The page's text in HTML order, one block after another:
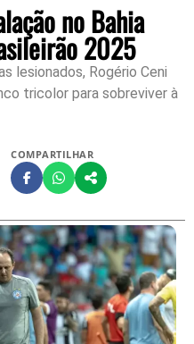
no Bahia
2025
lesionados, Rogério Ceni
tricolor para sobreviver à
COMPARTILHAR